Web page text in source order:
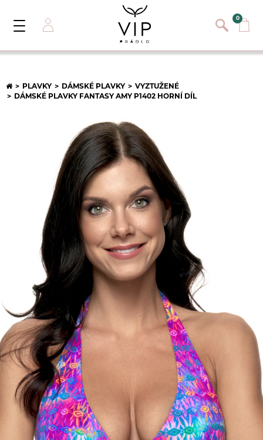
Přihlásit se
Registrace nového zákazníka
Zapomněli jste heslo ?
0
Toggle
PLAVKY DÁMSKÉ PLAVKY
VYZTUŽENÉ
DÁMSKÉ PLAVKY FANTASY AMY P1402 HORNÍ DÍL